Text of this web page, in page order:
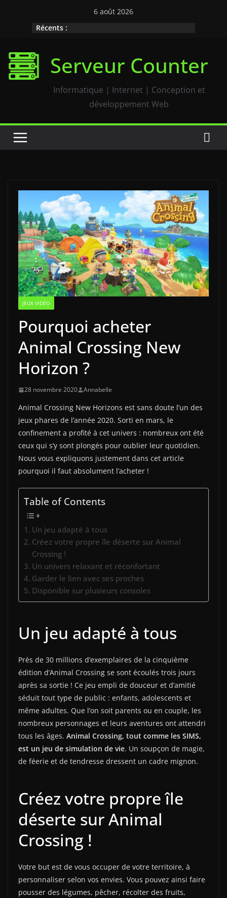
6 août 2026
Récents :
Serveur Counter
Informatique | Internet | Conception et
développement Web
JEUX VIDÉO
Pourquoi acheter
Animal Crossing New
Horizon ?
28 novembre 2020 Annabelle
Animal Crossing New Horizons est sans doute l’un des
jeux phares de l’année 2020. Sorti en mars, le
confinement a profité à cet univers : nombreux ont été
ceux qui s’y sont plongés pour oublier leur quotidien.
Nous vous expliquons justement dans cet article
pourquoi il faut absolument l’acheter !
Table of Contents
Un jeu adapté à tous
Créez votre propre île déserte sur Animal
Crossing !
Un univers relaxant et réconfortant
Garder le lien avec ses proches
Disponible sur plusieurs consoles
Un jeu adapté à tous
Près de 30 millions d’exemplaires de la cinquième
édition d’Animal Crossing se sont écoulés trois jours
après sa sortie ! Ce jeu empli de douceur et d’amitié
séduit tout type de public : enfants, adolescents et
même adultes. Que l’on soit parents ou en couple, les
nombreux personnages et leurs aventures ont attendri
tous les âges. Animal Crossing, tout comme les SIMS,
est un jeu de simulation de vie. Un soupçon de magie,
de féerie et de tendresse dressent un cadre mignon.
Créez votre propre île
déserte sur Animal
Crossing !
Votre but est de vous occuper de votre territoire, à
personnaliser selon vos envies. Vous pouvez ainsi faire
pousser des légumes, pêcher, récolter des fruits,